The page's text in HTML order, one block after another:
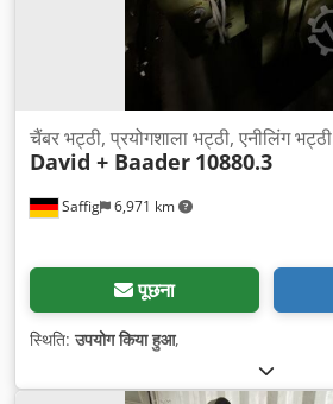
Saffig 6,971 km
चैंबर भट्ठी, प्रयोगशाला भट्ठी, एनीलिंग भट्ठी
David + Baader 10880.3
पूछना
स्थिति:उपयोग किया हुआ,